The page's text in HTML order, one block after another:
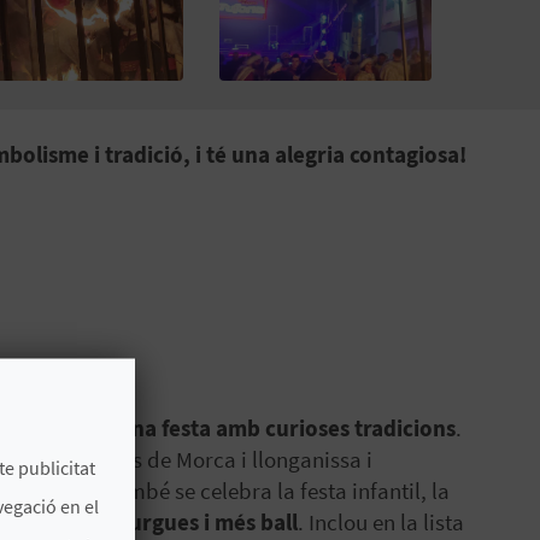
i tradició, i té una alegria contagiosa!
una festa amb curioses tradicions.
d'entrepans de Morca i llonganissa i
a la nit. També se celebra la festa infantil, la
de Murgues i més ball. Inclou en la lista
publicitat
en el